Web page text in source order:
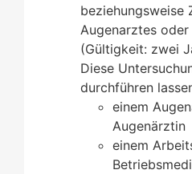
beziehungsweise
Augenarztes
(Gültigkeit: zwei
Diese
durchführen
einem
Augenärztin
einem